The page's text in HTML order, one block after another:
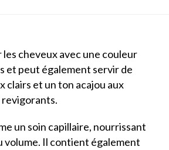
cheveux avec une couleur
et peut également servir de
et un ton acajou aux
revigorants.
un soin capillaire, nourrissant
volume. Il contient également